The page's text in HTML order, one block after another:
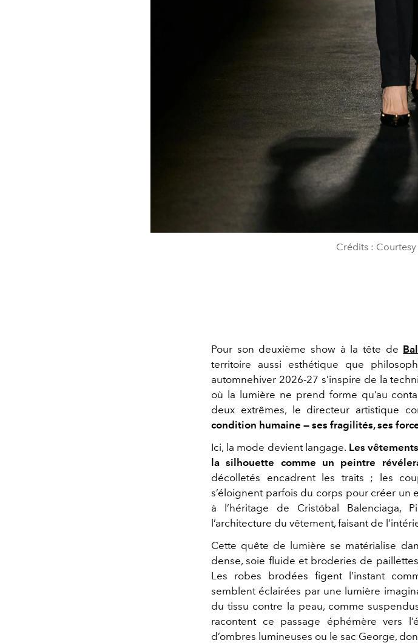
Crédits :
Pour son deuxième show à la tête de
territoire aussi esthétique que
automnehiver 2026-27 s’inspire de la
où la lumière ne prend forme qu’au
deux extrêmes, le directeur artistique
condition humaine — ses fragilités, ses
Ici, la mode devient langage. Les
la silhouette comme un peintre
décolletés encadrent les traits ; les
s’éloignent parfois du corps pour créer un
à l’héritage de Cristóbal Balenciaga,
l’architecture du vêtement, faisant de
Cette quête de lumière se matérialise
dense, soie fluide et broderies de
Les robes brodées figent l’instant
semblent éclairées par une lumière
du tissu contre la peau, comme
racontent ce passage éphémère vers
d’ombres lumineuses ou le sac George,